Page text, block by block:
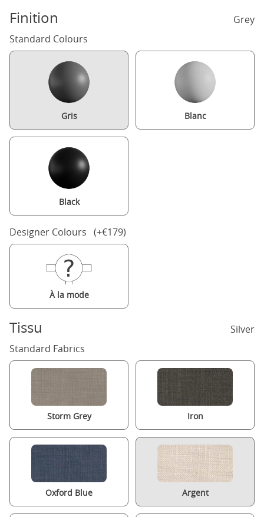
Finition
Grey
Standard Colours
Gris Blanc
Black
Designer Colours (+€179)
À la mode
Tissu
Silver
Standard Fabrics
Storm Grey Iron
Oxford Blue Argent